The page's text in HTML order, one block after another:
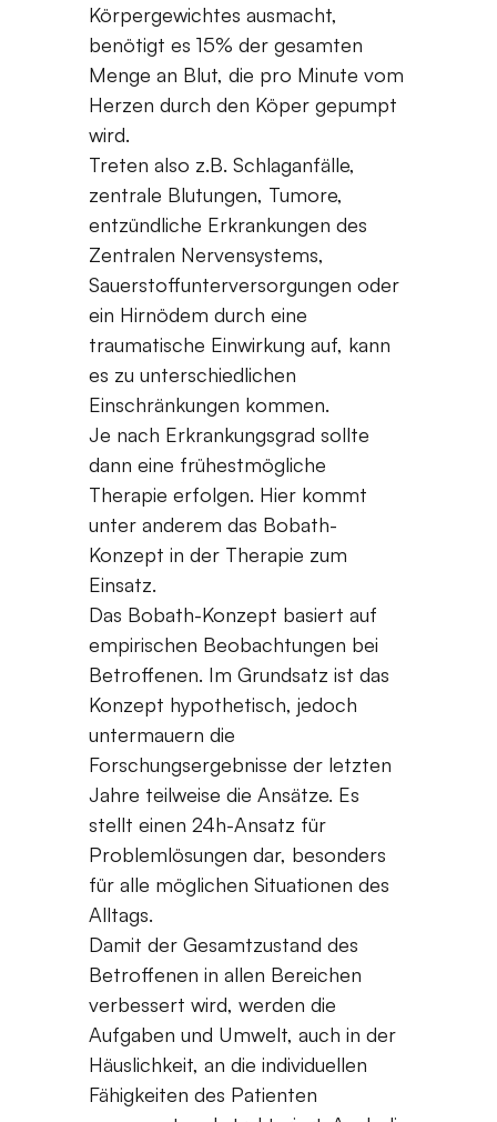
Körpergewichtes ausmacht,
benötigt es 15% der gesamten
Menge an Blut, die pro Minute vom
Herzen durch den Köper gepumpt
wird.
Treten also z.B. Schlaganfälle,
zentrale Blutungen, Tumore,
entzündliche Erkrankungen des
Zentralen Nervensystems,
Sauerstoffunterversorgungen oder
ein Hirnödem durch eine
traumatische Einwirkung auf, kann
es zu unterschiedlichen
Einschränkungen kommen.
Je nach Erkrankungsgrad sollte
dann eine frühestmögliche
Therapie erfolgen. Hier kommt
unter anderem das Bobath-
Konzept in der Therapie zum
Einsatz.
Das Bobath-Konzept basiert auf
empirischen Beobachtungen bei
Betroffenen. Im Grundsatz ist das
Konzept hypothetisch, jedoch
untermauern die
Forschungsergebnisse der letzten
Jahre teilweise die Ansätze. Es
stellt einen 24h-Ansatz für
Problemlösungen dar, besonders
für alle möglichen Situationen des
Alltags.
Damit der Gesamtzustand des
Betroffenen in allen Bereichen
verbessert wird, werden die
Aufgaben und Umwelt, auch in der
Häuslichkeit, an die individuellen
Fähigkeiten des Patienten